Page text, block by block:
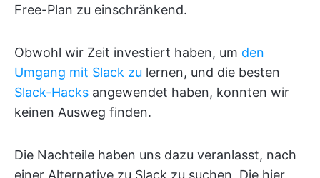
Free-Plan zu einschränkend.
Obwohl wir Zeit investiert haben, um den
Umgang mit Slack zu lernen, und die besten
Slack-Hacks angewendet haben, konnten wir
keinen Ausweg finden.
Die Nachteile haben uns dazu veranlasst, nach
einer Alternative zu Slack zu suchen. Die hier